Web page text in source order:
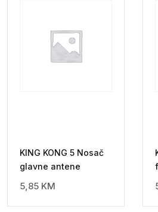
KING KONG 5 Nosač
glavne antene
5,85 KM